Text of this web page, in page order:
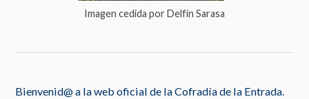
Imagen cedida por Delfín Sarasa
Bienvenid@ a la web oficial de la Cofradía de la Entrada.